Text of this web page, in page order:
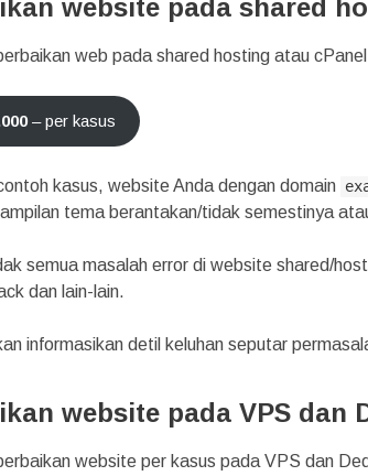
website pada shared
web pada shared hosting atau
– per kasus
kasus, website Anda dengan domain
tema berantakan/tidak semestinya
semua masalah error di website shared/
dan lain-lain.
informasikan detil keluhan seputar
website pada VPS dan
website per kasus pada VPS dan